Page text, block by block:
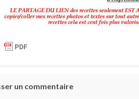
un commentaire